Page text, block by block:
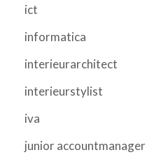
ict
informatica
interieurarchitect
interieurstylist
iva
junior accountmanager